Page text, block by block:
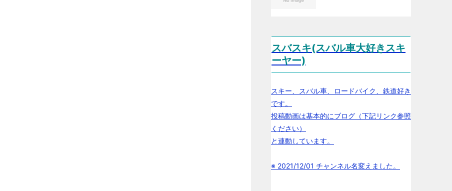
スバスキ(スバル車大好きスキ
ーヤー)
スキー、スバル車、ロードバイク、鉄道好き
です。
投稿動画は基本的にブログ（下記リンク参照
ください）
と連動しています。
※ 2021/12/01 チャンネル名変えました。